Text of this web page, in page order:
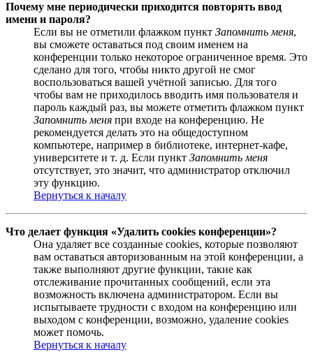
Почему мне периодически приходится повторять ввод
имени и пароля?
Если вы не отметили флажком пункт Запомнить меня,
вы сможете оставаться под своим именем на
конференции только некоторое ограниченное время. Это
сделано для того, чтобы никто другой не смог
воспользоваться вашей учётной записью. Для того
чтобы вам не приходилось вводить имя пользователя и
пароль каждый раз, вы можете отметить флажком пункт
Запомнить меня при входе на конференцию. Не
рекомендуется делать это на общедоступном
компьютере, например в библиотеке, интернет-кафе,
университете и т. д. Если пункт Запомнить меня
отсутствует, это значит, что администратор отключил
эту функцию.
Вернуться к началу
Что делает функция «Удалить cookies конференции»?
Она удаляет все созданные cookies, которые позволяют
вам оставаться авторизованным на этой конференции, а
также выполняют другие функции, такие как
отслеживание прочитанных сообщений, если эта
возможность включена администратором. Если вы
испытываете трудности с входом на конференцию или
выходом с конференции, возможно, удаление cookies
может помочь.
Вернуться к началу